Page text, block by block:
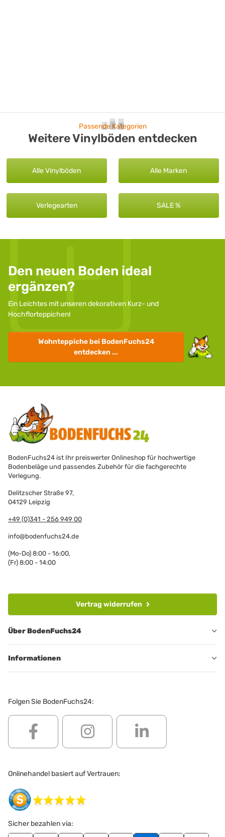
Passende Kategorien
Weitere Vinylböden entdecken
Alle Vinylböden Alle Marken
Verlegearten SALE %
Den neuen Boden ideal
ergänzen?
Ein Leichtes mit unseren dekorativen Kurz- und
Hochflorteppichen!
Wohnteppichebei BodenFuchs24
entdecken ...
BodenFuchs24 ist Ihr preiswerter Onlineshop für hochwertige
Bodenbeläge und passendes Zubehör für die fachgerechte
Verlegung.
Delitzscher Straße 97,
04129 Leipzig
+49 (0)341 - 256 949 00
info@bodenfuchs24.de
(Mo-Do) 8:00 - 16:00,
(Fr) 8:00 - 14:00
Vertrag widerrufen
Über BodenFuchs24
Informationen
Folgen Sie BodenFuchs24:
Onlinehandel basiert auf Vertrauen:
Sicher bezahlen via: